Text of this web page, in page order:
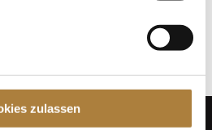
zulassen